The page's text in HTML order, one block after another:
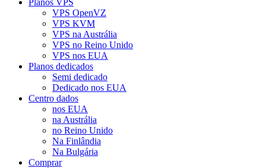
VPS OpenVZ
VPS KVM
VPS na Austrália
VPS no Reino Unido
VPS nos EUA
Planos dedicados
Semi dedicado
Dedicado nos EUA
Centro dados
nos EUA
na Austrália
no Reino Unido
Na Finlândia
Na Bulgária
Comprar